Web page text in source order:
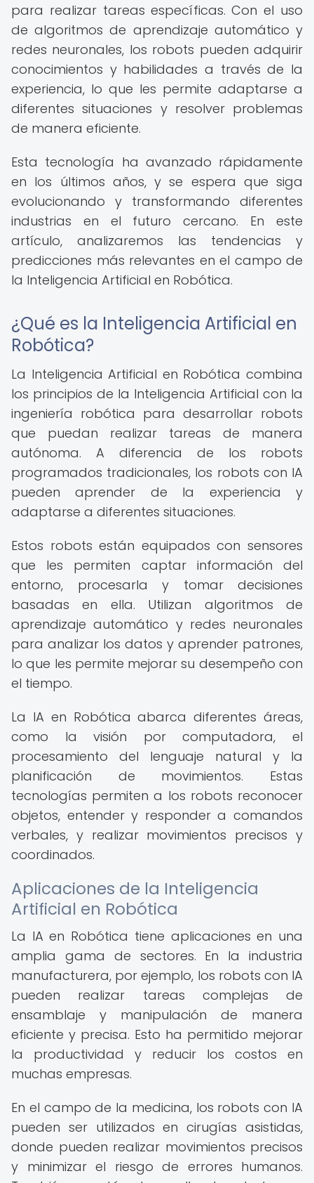
para realizar tareas específicas. Con el uso
de algoritmos de aprendizaje automático y
redes neuronales, los robots pueden adquirir
conocimientos y habilidades a través de la
experiencia, lo que les permite adaptarse a
diferentes situaciones y resolver problemas
de manera eficiente.
Esta tecnología ha avanzado rápidamente
en los últimos años, y se espera que siga
evolucionando y transformando diferentes
industrias en el futuro cercano. En este
artículo, analizaremos las tendencias y
predicciones más relevantes en el campo de
la Inteligencia Artificial en Robótica.
¿Qué es la Inteligencia Artificial en
Robótica?
La Inteligencia Artificial en Robótica combina
los principios de la Inteligencia Artificial con la
ingeniería robótica para desarrollar robots
que puedan realizar tareas de manera
autónoma. A diferencia de los robots
programados tradicionales, los robots con IA
pueden aprender de la experiencia y
adaptarse a diferentes situaciones.
Estos robots están equipados con sensores
que les permiten captar información del
entorno, procesarla y tomar decisiones
basadas en ella. Utilizan algoritmos de
aprendizaje automático y redes neuronales
para analizar los datos y aprender patrones,
lo que les permite mejorar su desempeño con
el tiempo.
La IA en Robótica abarca diferentes áreas,
como la visión por computadora, el
procesamiento del lenguaje natural y la
planificación de movimientos. Estas
tecnologías permiten a los robots reconocer
objetos, entender y responder a comandos
verbales, y realizar movimientos precisos y
coordinados.
Aplicaciones de la Inteligencia
Artificial en Robótica
La IA en Robótica tiene aplicaciones en una
amplia gama de sectores. En la industria
manufacturera, por ejemplo, los robots con IA
pueden realizar tareas complejas de
ensamblaje y manipulación de manera
eficiente y precisa. Esto ha permitido mejorar
la productividad y reducir los costos en
muchas empresas.
En el campo de la medicina, los robots con IA
pueden ser utilizados en cirugías asistidas,
donde pueden realizar movimientos precisos
y minimizar el riesgo de errores humanos.